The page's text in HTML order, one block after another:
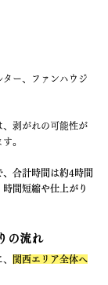
ー、ファンハウジ
剥がれの可能性が
。
合計時間は約4時間
間短縮や仕上がり
の流れ
関西エリア全体へ